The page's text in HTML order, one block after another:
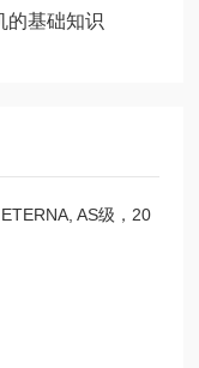
的基础知识
AS级，20